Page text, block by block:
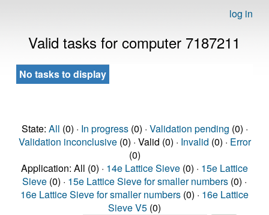
log in
Valid tasks for computer 7187211
No tasks to display
State: All (0) · In progress(0) · Validation pending (0) ·
Validation inconclusive(0) · Valid (0) · Invalid (0) · Error
(0)
Application: All (0) · 14e Lattice Sieve (0) · 15e Lattice
Sieve (0) · 15e Lattice Sieve for smaller numbers (0) ·
16e Lattice Sieve for smaller numbers (0) · 16e Lattice
Sieve V5 (0)